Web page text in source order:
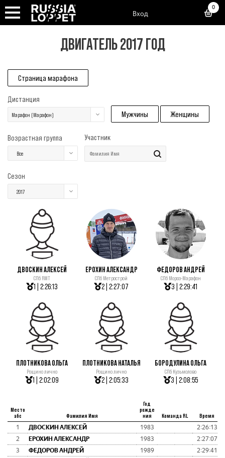
Вход
0
ДВИГАТЕЛЬ 2017 ГОД
Страница марафона
Дистанция
Марафон (Марафон) Мужчины Женщины
Возрастная группа
Все
Участник
Сезон
2017
ДВОСКИН АЛЕКСЕЙ
СПб RMT
1 | 2:26:13
ЕРОХИН АЛЕКСАНДР
СПб Метрострой
2 | 2:27:07
ФЕДОРОВ АНДРЕЙ
СПб Мороз-Марафон
3 | 2:29:41
ПЛОТНИКОВА ОЛЬГА
Рощино лично
1 | 2:02:09
ПЛОТНИКОВА НАТАЛЬЯ
Рощино лично
2 | 2:05:33
БОРОДУЛИНА ОЛЬГА
СПб Кузьмолово
3 | 2:08:55
Место
абс
Фамилия Имя
Год
рожде
ния
Команда RL Время
1 ДВОСКИН АЛЕКСЕЙ 1983
2:26:13
2
ЕРОХИН АЛЕКСАНДР 1983
2:27:07
3
ФЕДОРОВ АНДРЕЙ 1989
2:29:41